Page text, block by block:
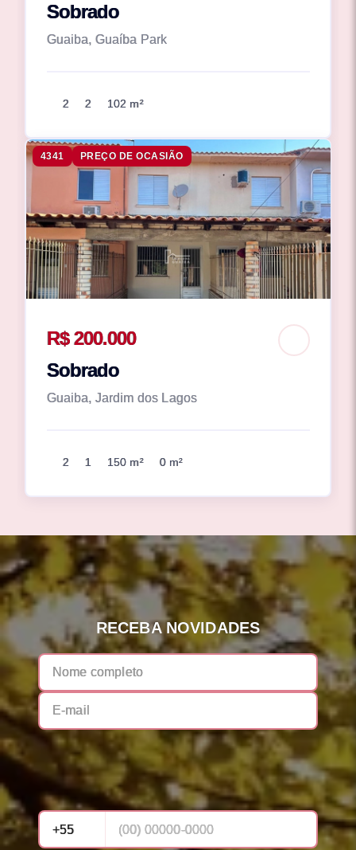
Sobrado
Guaiba, Guaíba Park
2 2 102 m²
4341 PREÇO DE OCASIÃO
R$ 200.000
Sobrado
Guaiba, Jardim dos Lagos
2 1 150 m² 0 m²
RECEBA NOVIDADES